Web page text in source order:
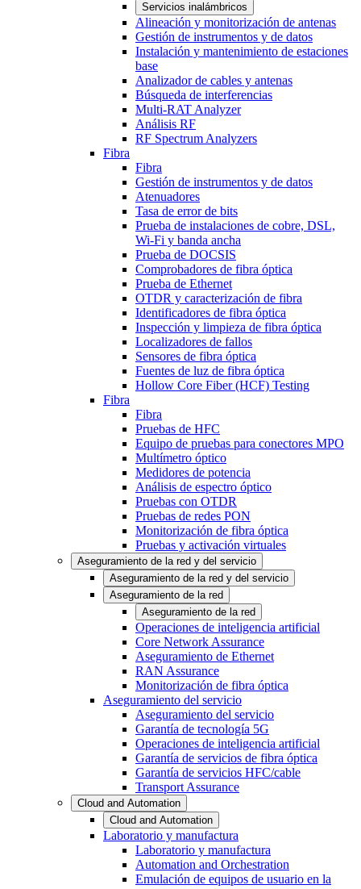
Servicios inalámbricos
Alineación y monitorización de antenas
Gestión de instrumentos y de datos
Instalación y mantenimiento de estaciones
base
Analizador de cables y antenas
Búsqueda de interferencias
Multi-RAT Analyzer
Análisis RF
RF Spectrum Analyzers
Fibra
Fibra
Gestión de instrumentos y de datos
Atenuadores
Tasa de error de bits
Prueba de instalaciones de cobre, DSL,
Wi-Fi y banda ancha
Prueba de DOCSIS
Comprobadores de fibra óptica
Prueba de Ethernet
OTDR y caracterización de fibra
Identificadores de fibra óptica
Inspección y limpieza de fibra óptica
Localizadores de fallos
Sensores de fibra óptica
Fuentes de luz de fibra óptica
Hollow Core Fiber (HCF) Testing
Fibra
Fibra
Pruebas de HFC
Equipo de pruebas para conectores MPO
Multímetro óptico
Medidores de potencia
Análisis de espectro óptico
Pruebas con OTDR
Pruebas de redes PON
Monitorización de fibra óptica
Pruebas y activación virtuales
Aseguramiento de la red y del servicio
Aseguramiento de la red y del servicio
Aseguramiento de la red
Aseguramiento de la red
Operaciones de inteligencia artificial
Core Network Assurance
Aseguramiento de Ethernet
RAN Assurance
Monitorización de fibra óptica
Aseguramiento del servicio
Aseguramiento del servicio
Garantía de tecnología 5G
Operaciones de inteligencia artificial
Garantía de servicios de fibra óptica
Garantía de servicios HFC/cable
Transport Assurance
Cloud and Automation
Cloud and Automation
Laboratorio y manufactura
Laboratorio y manufactura
Automation and Orchestration
Emulación de equipos de usuario en la